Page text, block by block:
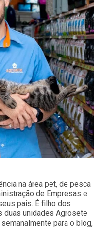
na área pet, de pesca
de Empresas e
pais. É filho dos
duas unidades Agrosete
para o blog,